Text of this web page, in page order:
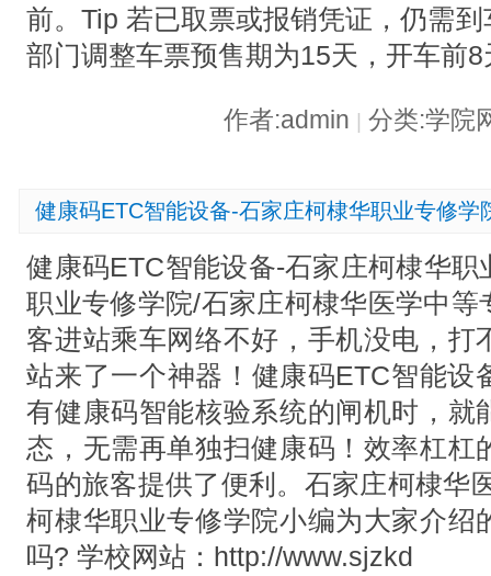
前。Tip 若已取票或报销凭证，仍需
部门调整车票预售期为15天，开车前
作者:admin | 分类:学院
健康码ETC智能设备-石家庄柯棣华职业专修学
健康码ETC智能设备-石家庄柯棣华
职业专修学院/石家庄柯棣华医学中
客进站乘车网络不好，手机没电，打
站来了一个神器！健康码ETC智能设
有健康码智能核验系统的闸机时，就
态，无需再单独扫健康码！效率杠杠
码的旅客提供了便利。石家庄柯棣华
柯棣华职业专修学院小编为大家介绍
吗? 学校网站：http://www.sjzkd